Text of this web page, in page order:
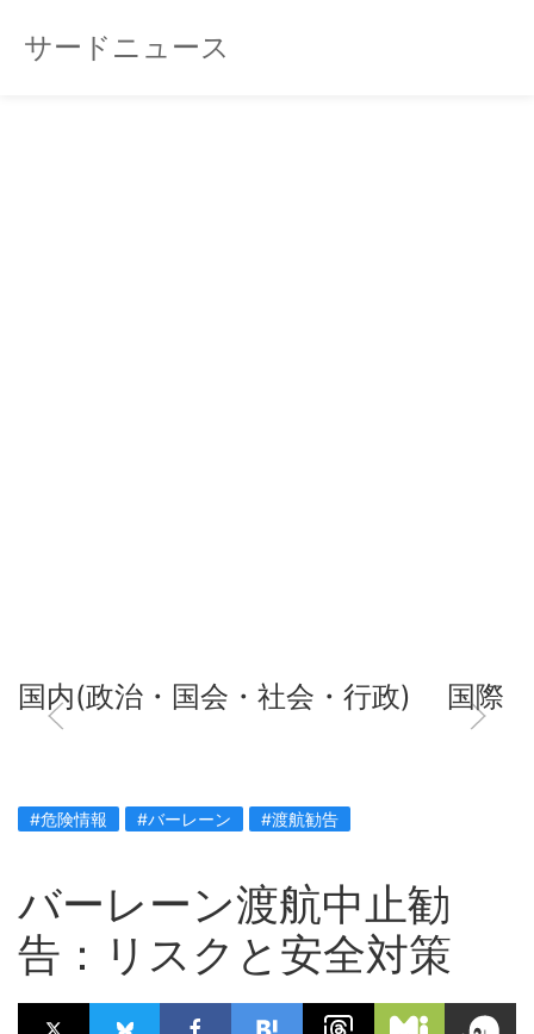
サードニュース
国内(政治・国会・社会・行政) 国際
#危険情報 #バーレーン #渡航勧告
バーレーン渡航中止勧
告：リスクと安全対策